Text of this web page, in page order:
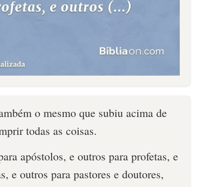
o mesmo que subiu acima de
todas as coisas.
apóstolos, e outros para profetas, e
e outros para pastores e doutores,